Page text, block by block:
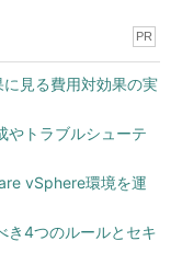
PR
見る費用対効果の実
やトラブルシューテ
vSphere環境を運
き4つのルールとセキ